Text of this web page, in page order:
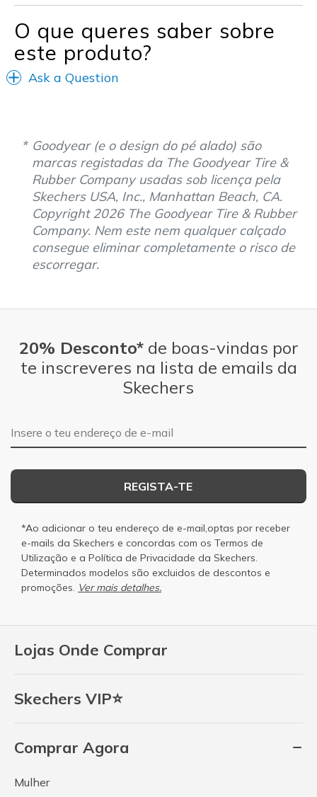
O que queres saber sobre
este produto?
Ask a Question
Goodyear (e o design do pé alado) são
marcas registadas da The Goodyear Tire &
Rubber Company usadas sob licença pela
Skechers USA, Inc., Manhattan Beach, CA.
Copyright 2026 The Goodyear Tire & Rubber
Company. Nem este nem qualquer calçado
consegue eliminar completamente o risco de
escorregar.
Lojas Onde Comprar
Skechers VIP⭐
Comprar Agora
Mulher
20% Desconto*de boas-vindas por
te inscreveres na lista de emails da
Skechers
Endereço de e-mail
REGISTA-TE
*Ao adicionar o teu endereço de e-mail,optas por receber
e-mails da Skechers e concordas com os Termos de
Utilização e a Política de Privacidade da Skechers.
Determinados modelos são excluidos de descontos e
promoções. Ver mais detalhes.